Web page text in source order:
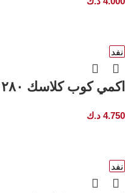
نفد
اكمي كوب كلاسك ٢٨٠ ملي ابيض
4.750 د.ك
نفد